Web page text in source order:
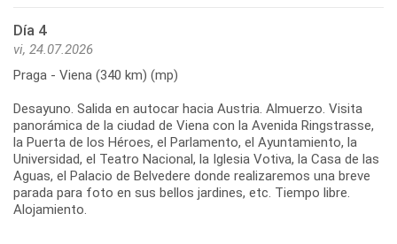
Día 4
vi, 24.07.2026
Praga - Viena (340 km) (mp)
Desayuno. Salida en autocar hacia Austria. Almuerzo. Visita
panorámica de la ciudad de Viena con la Avenida Ringstrasse,
la Puerta de los Héroes, el Parlamento, el Ayuntamiento, la
Universidad, el Teatro Nacional, la Iglesia Votiva, la Casa de las
Aguas, el Palacio de Belvedere donde realizaremos una breve
parada para foto en sus bellos jardines, etc. Tiempo libre.
Alojamiento.